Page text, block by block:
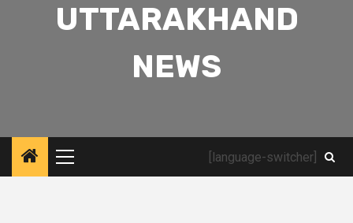
UTTARAKHAND
NEWS
Primary
Menu
[language-switcher]